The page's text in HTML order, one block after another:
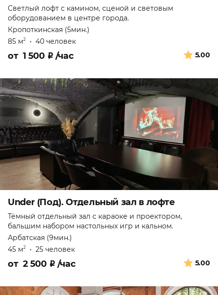
Светлый лофт с камином, сценой и световым
оборудованием в центре города.
Кропоткинская (5мин.)
85 м2 • 40 человек
5.00
от 1 500 ₽ /час
Under (Под). Отдельный зал в лофте
Тёмный отдельный зал с караоке и проектором,
бальшим набором настольных игр и кальном.
Арбатская (9мин.)
45 м2 • 25 человек
5.00
от 2 500 ₽ /час